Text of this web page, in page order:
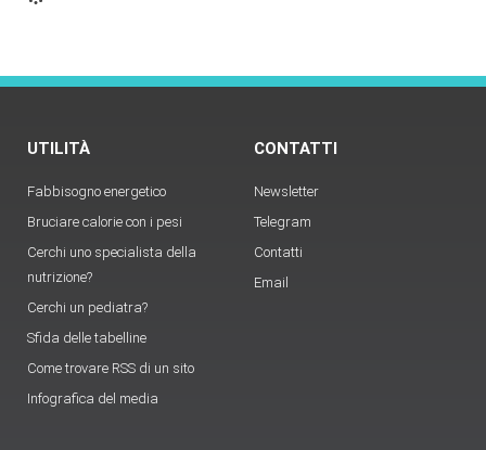
UTILITÀ
Fabbisogno energetico
Bruciare calorie con i pesi
Cerchi uno specialista della
nutrizione?
Cerchi un pediatra?
Sfida delle tabelline
Come trovare RSS di un sito
Infografica del media
CONTATTI
Newsletter
Telegram
Contatti
Email